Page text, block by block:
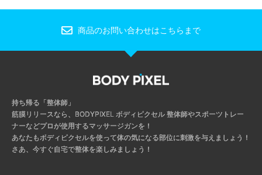
商品のお問い合わせはこちらまで
持ち帰る「整体師」
筋膜リリースなら、BODYPIXEL ボディピクセル 整体師やスポーツトレー
ナーなどプロが使用するマッサージガンを！
あなたもボディピクセルを使って体の気になる部位に刺激を与えましょう！
さあ、今すぐ自宅で整体を楽しみましょう！